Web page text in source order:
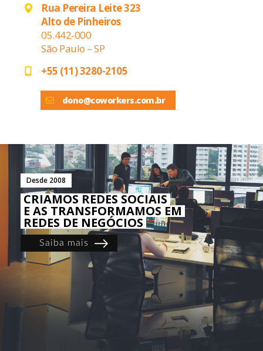
Rua Pereira Leite 323
Alto de Pinheiros
05.442-000
São Paulo – SP
+55 (11) 3280-2105
dono@coworkers.com.br
Desde 2008
CRIAMOS REDES SOCIAIS
E AS TRANSFORMAMOS EM
REDES DE NEGÓCIOS
Saiba mais